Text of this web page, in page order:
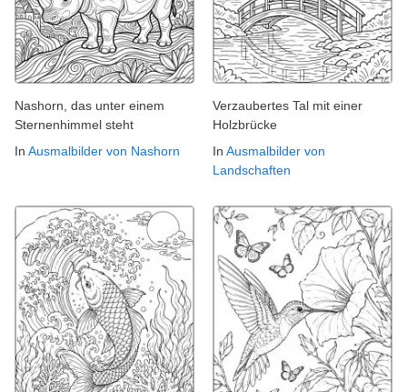
Nashorn, das unter einem
Sternenhimmel steht
In Ausmalbilder von Nashorn
Verzaubertes Tal mit einer
Holzbrücke
In Ausmalbilder von
Landschaften